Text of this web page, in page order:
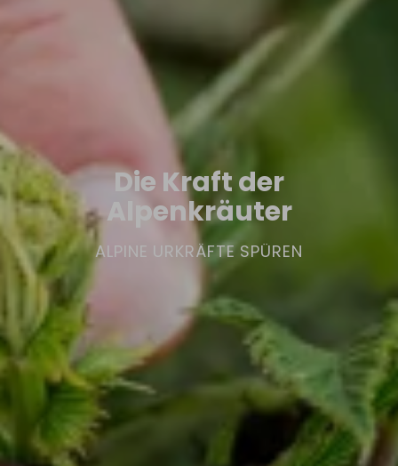
Die Kraft der
Alpenkräuter
ALPINE URKRÄFTE SPÜREN